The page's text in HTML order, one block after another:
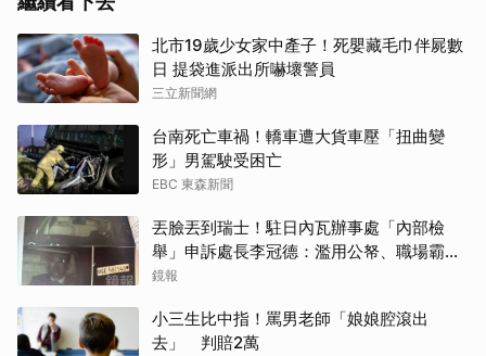
北市19歲少女家中產子！死嬰藏毛巾伴屍數
日 提袋進派出所嚇壞警員
三立新聞網
台南死亡車禍！轎車遭大貨車壓「扭曲變
形」男駕駛受困亡
EBC 東森新聞
丟臉丟到瑞士！駐日內瓦辦事處「內部檢
舉」申訴處長李冠德：濫用公帑、職場霸
凌、超速仔拒繳罰單 外交部要查了
鏡報
小三生比中指！罵男老師「娘娘腔滾出
去」 判賠2萬